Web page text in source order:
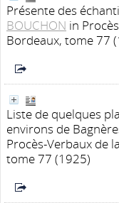
Présente des
BOUCHON in
Bordeaux, tome 77
Liste de quelques
environs de
Procès-Verbaux de
tome 77 (1925)